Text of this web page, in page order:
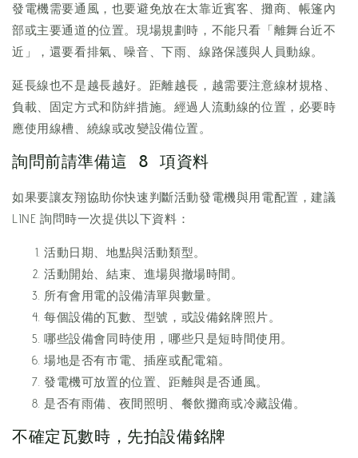
發電機需要通風，也要避免放在太靠近賓客、攤商、帳篷內
部或主要通道的位置。現場規劃時，不能只看「離舞台近不
近」，還要看排氣、噪音、下雨、線路保護與人員動線。
延長線也不是越長越好。距離越長，越需要注意線材規格、
負載、固定方式和防絆措施。經過人流動線的位置，必要時
應使用線槽、繞線或改變設備位置。
詢問前請準備這 8 項資料
如果要讓友翔協助你快速判斷活動發電機與用電配置，建議
LINE 詢問時一次提供以下資料：
活動日期、地點與活動類型。
活動開始、結束、進場與撤場時間。
所有會用電的設備清單與數量。
每個設備的瓦數、型號，或設備銘牌照片。
哪些設備會同時使用，哪些只是短時間使用。
場地是否有市電、插座或配電箱。
發電機可放置的位置、距離與是否通風。
是否有雨備、夜間照明、餐飲攤商或冷藏設備。
不確定瓦數時，先拍設備銘牌